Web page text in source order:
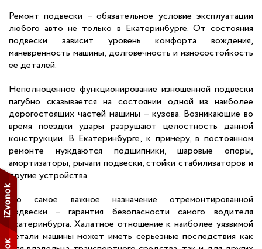
Ремонт подвески – обязательное условие эксплуатации
любого авто не только в Екатеринбурге. От состояния
подвески зависит уровень комфорта вождения,
маневренность машины, долговечность и износостойкость
ее деталей.
Неполноценное функционирование изношенной подвески
пагубно сказывается на состоянии одной из наиболее
дорогостоящих частей машины – кузова. Возникающие во
время поездки удары разрушают целостность данной
конструкции. В Екатеринбурге, к примеру, в постоянном
ремонте нуждаются подшипники, шаровые опоры,
амортизаторы, рычаги подвески, стойки стабилизаторов и
другие устройства.
Но самое важное назначение отремонтированной
подвески – гарантия безопасности самого водителя
Екатеринбурга. Халатное отношение к наиболее уязвимой
детали машины может иметь серьезные последствия как